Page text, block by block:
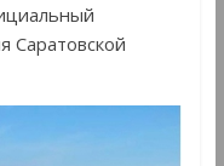
Саратовской